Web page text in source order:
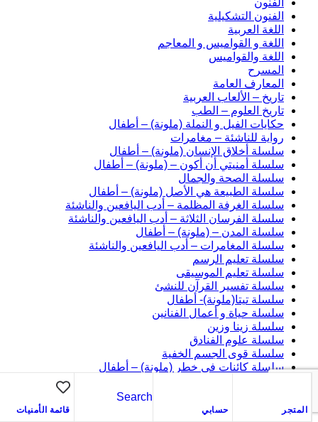
المتجر حسابي
Search
قائمة الأمنيات
الفنون التشكيلية
اللغة العربية
اللغة و القواميس و المعاجم
اللغة والقواميس
المسرح
المعارف العامة
تاريخ – الألعاب العربية
تاريخ العلوم – الطب
حكايات الفيل و النملة (ملونة) – أطفال
رواية للناشئة – مغامرات
سلسلة أخلاق الإنسان (ملونة) – أطفال
سلسلة أمنيتي أن أكون – (ملونة) – أطفال
سلسلة الصحة والجمال
سلسلة الطبيعة هي الأصل (ملونة) – أطفال
سلسلة الغرفة المظلمة – أدب اليافعين والناشئة
سلسلة الفرسان الثلاثة – أدب اليافعين والناشئة
سلسلة المدن – (ملونة) – أطفال
سلسلة المغامرات – أدب اليافعين والناشئة
سلسلة تعليم الرسم
سلسلة تعليم الموسيقى
سلسلة تفسير القرآن للنشئ
سلسلة تيتا(ملونة)- أطفال
سلسلة حياة و أعمال الفنانين
سلسلة زينا وزين
سلسلة علوم الفنادق
سلسلة قوى الجسم الخفية
سلسلة كائنات في خطر (ملونة) – أطفال